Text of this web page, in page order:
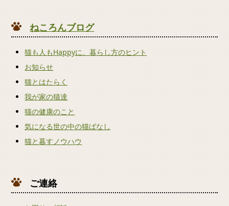
ねころんブログ
猫も人もHappyに、暮らし方のヒント
お知らせ
猫とはたらく
我が家の猫達
猫の健康のこと
気になる世の中の猫ばなし
猫と暮すノウハウ
ご連絡